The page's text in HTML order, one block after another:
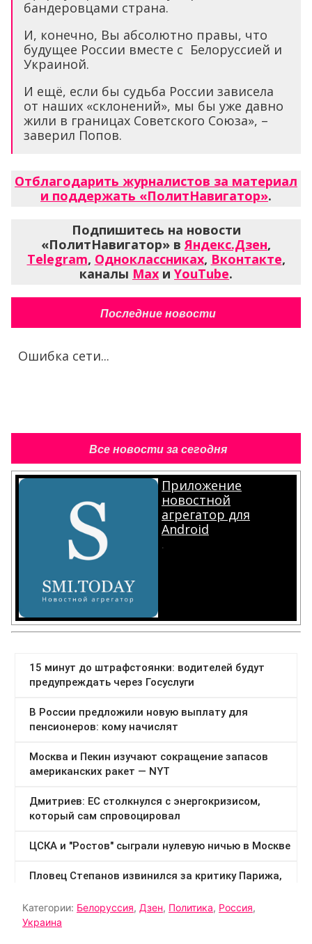
бандеровцами страна.
И, конечно, Вы абсолютно правы, что
будущее России вместе с Белоруссией и
Украиной.
И ещё, если бы судьба России зависела
от наших «склонений», мы бы уже давно
жили в границах Советского Союза», –
заверил Попов.
Отблагодарить журналистов за материал
и поддержать «ПолитНавигатор».
Подпишитесь на новости
«ПолитНавигатор» вЯндекс.Дзен,
Telegram, Одноклассниках, Вконтакте,
каналы Max и YouTube.
Последние новости
Ошибка сети...
Все новости за сегодня
Приложение
новостной
агрегатор для
Android
.
Категории: Белоруссия, Дзен, Политика, Россия,
Украина